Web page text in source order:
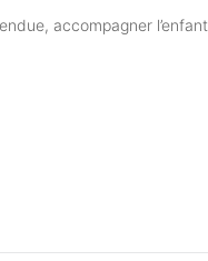
accompagner l’enfant